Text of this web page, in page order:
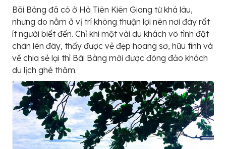
Bãi Bàng đã có ở Hà Tiên Kiên Giang từ khá lâu,
nhưng do nằm ở vị trí không thuận lợi nên nơi đây rất
ít người biết đến. Chỉ khi một vài du khách vô tình đặt
chân lên đây, thấy được vẻ đẹp hoang sơ, hữu tình và
về chia sẻ lại thì Bãi Bàng mới được đông đảo khách
du lịch ghé thăm.